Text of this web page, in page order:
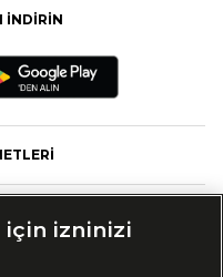
İNDİRİN
için izninizi